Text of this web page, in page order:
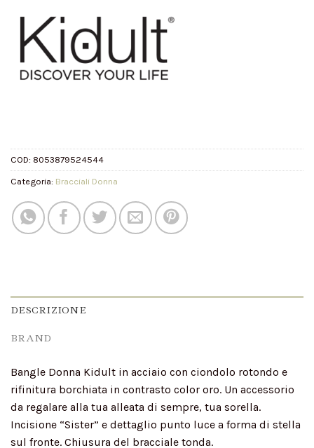
COD: 8053879524544
Categoria: Bracciali Donna
DESCRIZIONE
BRAND
Bangle Donna Kidult in acciaio con ciondolo rotondo e
rifinitura borchiata in contrasto color oro. Un accessorio
da regalare alla tua alleata di sempre, tua sorella.
Incisione “Sister” e dettaglio punto luce a forma di stella
sul fronte. Chiusura del bracciale tonda.